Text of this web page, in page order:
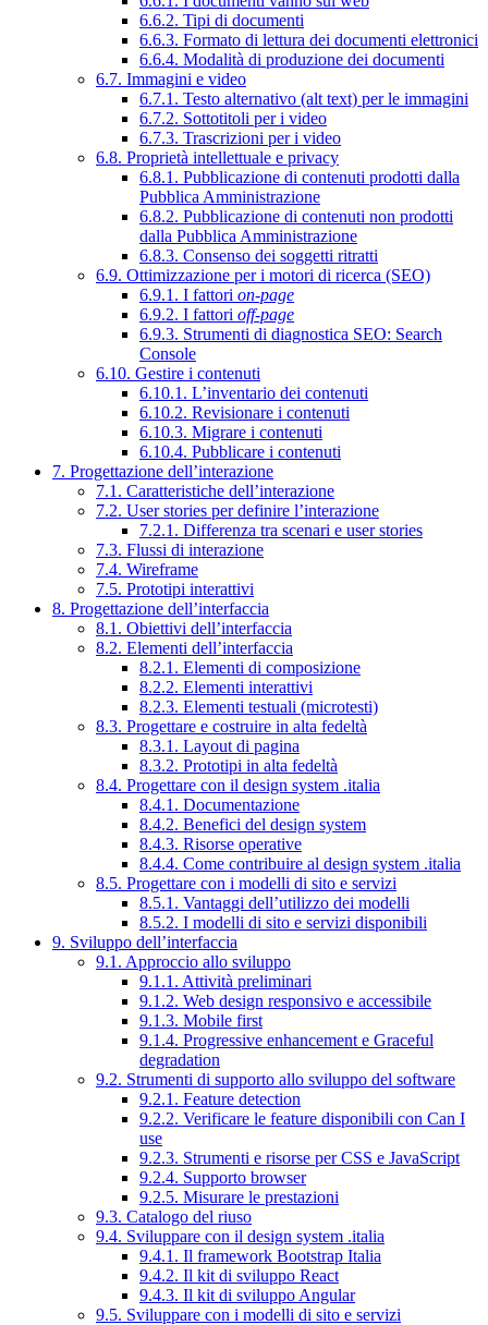
6.6.2. Tipi di documenti
6.6.3. Formato di lettura dei documenti elettronici
6.6.4. Modalità di produzione dei documenti
6.7. Immagini e video
6.7.1. Testo alternativo (alt text) per le immagini
6.7.2. Sottotitoli per i video
6.7.3. Trascrizioni per i video
6.8. Proprietà intellettuale e privacy
6.8.1. Pubblicazione di contenuti prodotti dalla
Pubblica Amministrazione
6.8.2. Pubblicazione di contenuti non prodotti
dalla Pubblica Amministrazione
6.8.3. Consenso dei soggetti ritratti
6.9. Ottimizzazione per i motori di ricerca (SEO)
6.9.1. I fattori on-page
6.9.2. I fattori off-page
6.9.3. Strumenti di diagnostica SEO: Search
Console
6.10. Gestire i contenuti
6.10.1. L’inventario dei contenuti
6.10.2. Revisionare i contenuti
6.10.3. Migrare i contenuti
6.10.4. Pubblicare i contenuti
7. Progettazione dell’interazione
7.1. Caratteristiche dell’interazione
7.2. User stories per definire l’interazione
7.2.1. Differenza tra scenari e user stories
7.3. Flussi di interazione
7.4. Wireframe
7.5. Prototipi interattivi
8. Progettazione dell’interfaccia
8.1. Obiettivi dell’interfaccia
8.2. Elementi dell’interfaccia
8.2.1. Elementi di composizione
8.2.2. Elementi interattivi
8.2.3. Elementi testuali (microtesti)
8.3. Progettare e costruire in alta fedeltà
8.3.1. Layout di pagina
8.3.2. Prototipi in alta fedeltà
8.4. Progettare con il design system .italia
8.4.1. Documentazione
8.4.2. Benefici del design system
8.4.3. Risorse operative
8.4.4. Come contribuire al design system .italia
8.5. Progettare con i modelli di sito e servizi
8.5.1. Vantaggi dell’utilizzo dei modelli
8.5.2. I modelli di sito e servizi disponibili
9. Sviluppo dell’interfaccia
9.1. Approccio allo sviluppo
9.1.1. Attività preliminari
9.1.2. Web design responsivo e accessibile
9.1.3. Mobile first
9.1.4. Progressive enhancement e Graceful
degradation
9.2. Strumenti di supporto allo sviluppo del software
9.2.1. Feature detection
9.2.2. Verificare le feature disponibili con Can I
use
9.2.3. Strumenti e risorse per CSS e JavaScript
9.2.4. Supporto browser
9.2.5. Misurare le prestazioni
9.3. Catalogo del riuso
9.4. Sviluppare con il design system .italia
9.4.1. Il framework Bootstrap Italia
9.4.2. Il kit di sviluppo React
9.4.3. Il kit di sviluppo Angular
9.5. Sviluppare con i modelli di sito e servizi